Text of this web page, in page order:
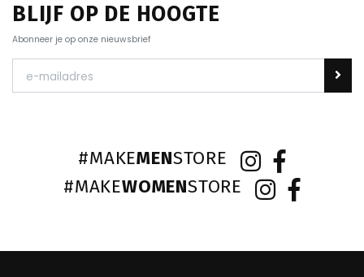
BLIJF OP DE HOOGTE
Abonneer je op onze nieuwsbrief
#MAKEMENSTORE
#MAKEWOMENSTORE